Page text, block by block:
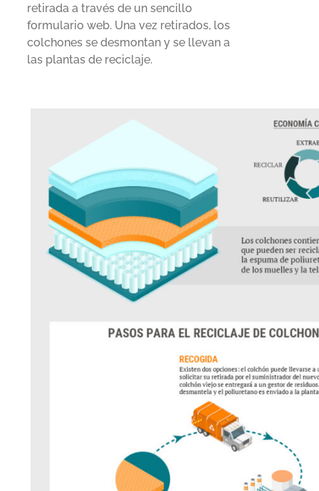
retirada a través de un sencillo
formulario web. Una vez retirados, los
colchones se desmontan y se llevan a
las plantas de reciclaje.